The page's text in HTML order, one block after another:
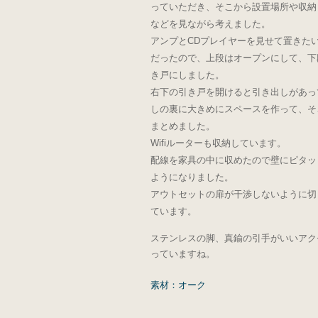
っていただき、そこから設置場所や収
などを見ながら考えました。
アンプとCDプレイヤーを見せて置きた
だったので、上段はオープンにして、
き戸にしました。
右下の引き戸を開けると引き出しがあ
しの裏に大きめにスペースを作って、
まとめました。
Wifiルーターも収納しています。
配線を家具の中に収めたので壁にピタ
ようになりました。
アウトセットの扉が干渉しないように
ています。
ステンレスの脚、真鍮の引手がいいア
っていますね。
素材：オーク